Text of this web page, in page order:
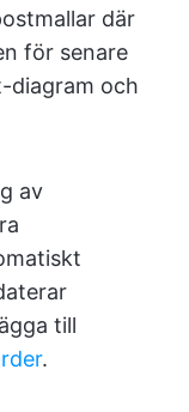
där
för senare
diagram och
av
till
.